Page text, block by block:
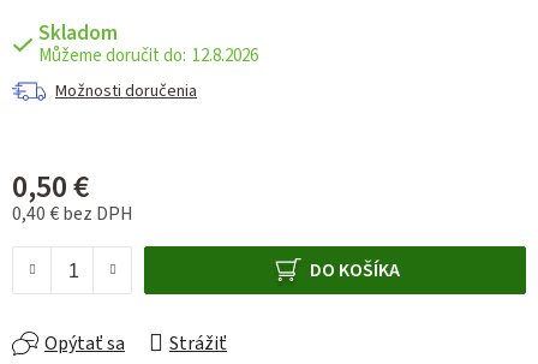
Skladom
12.8.2026
Možnosti doručenia
0,50 €
0,40 € bez DPH
DO KOŠÍKA
Opýtať sa Strážiť